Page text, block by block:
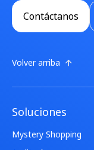
Contáctanos
Volver arriba
Soluciones
Mystery Shopping